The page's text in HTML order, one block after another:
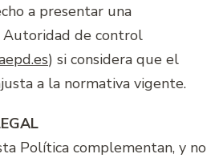
a presentar una
Autoridad de control
) si considera que el
a la normativa vigente.
Política complementan, y no